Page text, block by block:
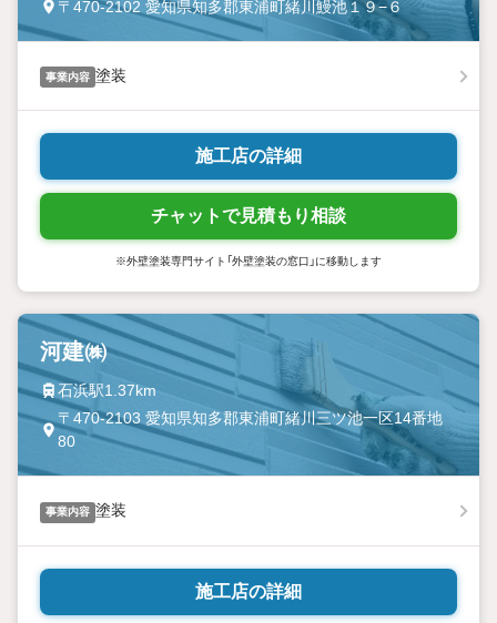
〒470-2102 愛知県知多郡東浦町緒川鰻池１９−６
事業内容 塗装
施工店の詳細
チャットで見積もり相談
※外壁塗装専門サイト「外壁塗装の窓口」に移動します
河建㈱
石浜駅1.37km
〒470-2103 愛知県知多郡東浦町緒川三ツ池一区14番地
80
事業内容 塗装
施工店の詳細